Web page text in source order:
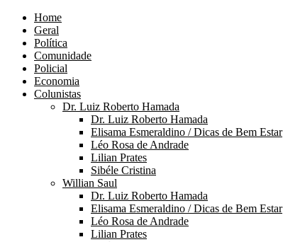
Home
Geral
Política
Comunidade
Policial
Economia
Colunistas
Dr. Luiz Roberto Hamada
Dr. Luiz Roberto Hamada
Elisama Esmeraldino / Dicas de Bem Estar
Léo Rosa de Andrade
Lilian Prates
Sibéle Cristina
Willian Saul
Dr. Luiz Roberto Hamada
Elisama Esmeraldino / Dicas de Bem Estar
Léo Rosa de Andrade
Lilian Prates